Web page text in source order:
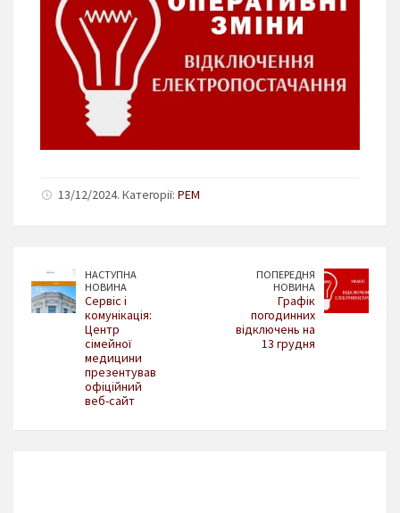
13/12/2024. Категорії: РЕМ
НАСТУПНА
НОВИНА
Сервіс і
комунікація:
Центр
сімейної
медицини
презентував
офіційний
веб-сайт
ПОПЕРЕДНЯ
НОВИНА
Графік
погодинних
відключень на
13 грудня